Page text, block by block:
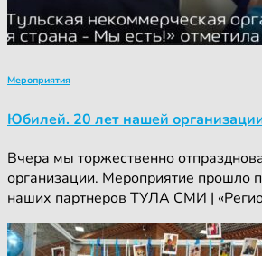
Мероприятия
Юбилей. 20 лет нашей
Вчера мы торжественно
организации. Мероприятие прошло
наших партнеров ТУЛА СМИ |